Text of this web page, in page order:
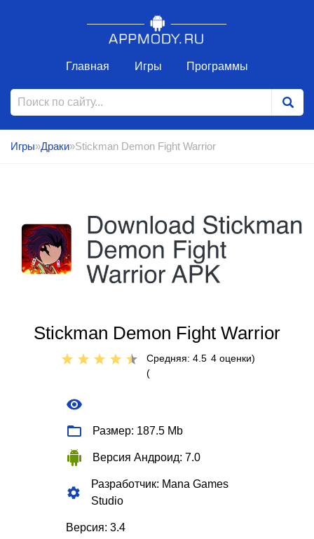
Главная Игры Программы
Игры»Драки»Stickman Demon Fight Warrior
Stickman Demon Fight Warrior
Средняя: 4.5
(
4 оценки)
Размер: 187.5 Mb
Версия Андроид: 7.0
Разработчик: Mana Games
Studio
Версия: 3.4